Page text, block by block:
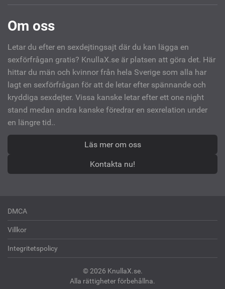
Om oss
Letar du efter en sexdejtingsajt där du kan lägga en
sexförfrågan gratis? KnullaX.se är platsen att göra det. Här
hittar du män och kvinnor från hela Sverige som alla har
lagt en sexförfrågan för att de letar efter spännande och
kryddiga sexdejter. Vissa kanske letar efter ett one night
stand medan andra kanske föredrar en sexrelation under
en längre tid..
Läs mer om oss
Kontakta nu!
DMCA
Villkor
Integritetspolicy
© 2026 KnullaX.se.
Alla rättigheter förbehållna.